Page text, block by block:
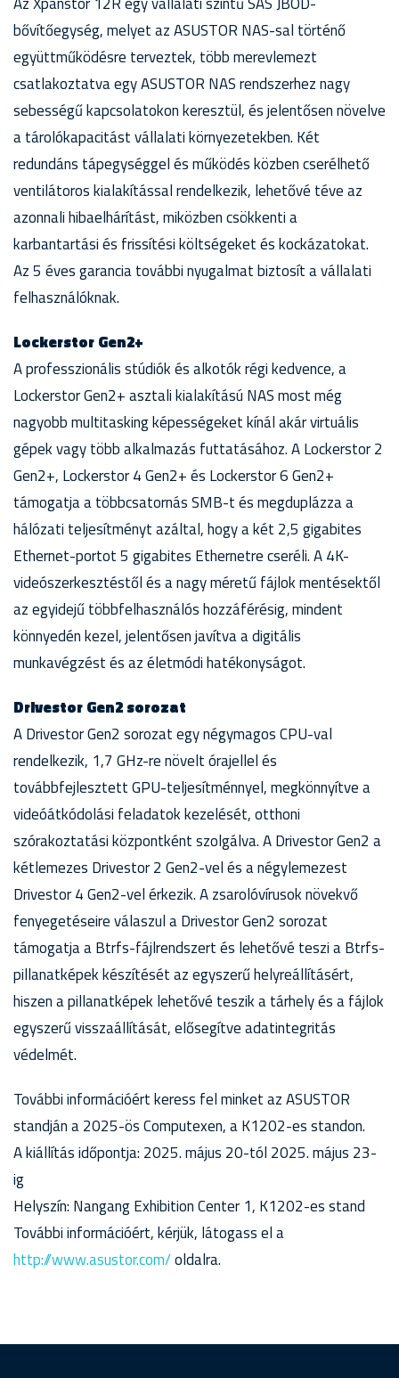
bővítőegység, melyet az ASUSTOR NAS-sal történő
együttműködésre terveztek, több merevlemezt
csatlakoztatva egy ASUSTOR NAS rendszerhez nagy
sebességű kapcsolatokon keresztül, és jelentősen növelve
a tárolókapacitást vállalati környezetekben. Két
redundáns tápegységgel és működés közben cserélhető
ventilátoros kialakítással rendelkezik, lehetővé téve az
azonnali hibaelhárítást, miközben csökkenti a
karbantartási és frissítési költségeket és kockázatokat.
Az 5 éves garancia további nyugalmat biztosít a vállalati
felhasználóknak.
Lockerstor Gen2+
A professzionális stúdiók és alkotók régi kedvence, a
Lockerstor Gen2+ asztali kialakítású NAS most még
nagyobb multitasking képességeket kínál akár virtuális
gépek vagy több alkalmazás futtatásához. A Lockerstor 2
Gen2+, Lockerstor 4 Gen2+ és Lockerstor 6 Gen2+
támogatja a többcsatornás SMB-t és megduplázza a
hálózati teljesítményt azáltal, hogy a két 2,5 gigabites
Ethernet-portot 5 gigabites Ethernetre cseréli. A 4K-
videószerkesztéstől és a nagy méretű fájlok mentésektől
az egyidejű többfelhasználós hozzáférésig, mindent
könnyedén kezel, jelentősen javítva a digitális
munkavégzést és az életmódi hatékonyságot.
Drivestor Gen2 sorozat
A Drivestor Gen2 sorozat egy négymagos CPU-val
rendelkezik, 1,7 GHz-re növelt órajellel és
továbbfejlesztett GPU-teljesítménnyel, megkönnyítve a
videóátkódolási feladatok kezelését, otthoni
szórakoztatási központként szolgálva. A Drivestor Gen2 a
kétlemezes Drivestor 2 Gen2-vel és a négylemezest
Drivestor 4 Gen2-vel érkezik. A zsarolóvírusok növekvő
fenyegetéseire válaszul a Drivestor Gen2 sorozat
támogatja a Btrfs-fájlrendszert és lehetővé teszi a Btrfs-
pillanatképek készítését az egyszerű helyreállításért,
hiszen a pillanatképek lehetővé teszik a tárhely és a fájlok
egyszerű visszaállítását, elősegítve adatintegritás
védelmét.
További információért keress fel minket az ASUSTOR
standján a 2025-ös Computexen, a K1202-es standon.
A kiállítás időpontja: 2025. május 20-tól 2025. május 23-
ig
Helyszín: Nangang Exhibition Center 1, K1202-es stand
További információért, kérjük, látogass el a
http://www.asustor.com/oldalra.